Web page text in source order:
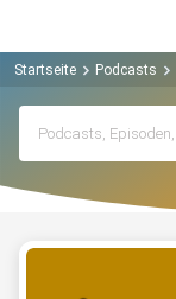
Startseite Podcasts